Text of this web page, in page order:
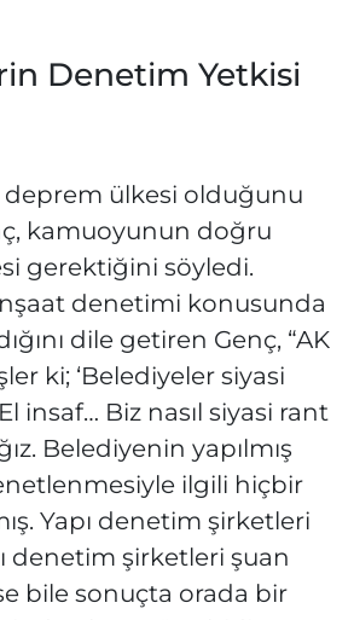
Denetim Yetkisi
deprem ülkesi olduğunu
kamuoyunun doğru
gerektiğini söyledi.
denetimi konusunda
dile getiren Genç, “AK
ki; ‘Belediyeler siyasi
insaf… Biz nasıl siyasi rant
Belediyenin yapılmış
ilgili hiçbir
Yapı denetim şirketleri
denetim şirketleri şuan
bile sonuçta orada bir